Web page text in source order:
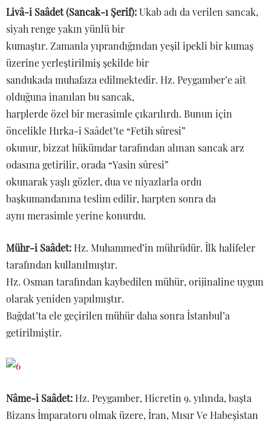
Livâ-i Saâdet (Sancak-ı Şerif):Ukab adı da verilen sancak,
siyah renge yakın yünlü bir
kumaştır. Zamanla yıprandığından yeşil ipekli bir kumaş
üzerine yerleştirilmiş şekilde bir
sandukada muhafaza edilmektedir. Hz. Peygamber’e ait
olduğuna inanılan bu sancak,
harplerde özel bir merasimle çıkarılırdı. Bunun için
öncelikle Hırka-i Saâdet’te “Fetih sûresi”
okunur, bizzat hükümdar tarafından alınan sancak arz
odasına getirilir, orada “Yasin sûresi”
okunarak yaşlı gözler, dua ve niyazlarla ordu
başkumandanına teslim edilir, harpten sonra da
aynı merasimle yerine konurdu.
Mühr-i Saâdet:Hz. Muhammed’in mührüdür. İlk halifeler
tarafından kullanılmıştır.
Hz. Osman tarafından kaybedilen mühür, orijinaline uygun
olarak yeniden yapılmıştır.
Bağdat’ta ele geçirilen mühür daha sonra İstanbul’a
getirilmiştir.
Nâme-i Saâdet:Hz. Peygamber, Hicretin 9. yılında, başta
Bizans İmparatoru olmak üzere, İran, Mısır Ve Habeşistan